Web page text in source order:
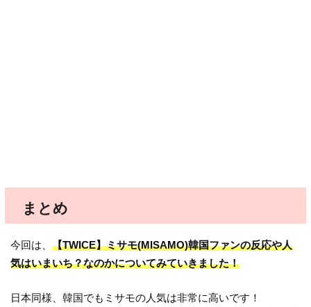
まとめ
今回は、【TWICE】ミサモ(MISAMO)韓国ファンの反応や人
気はいまいち？なのかについてみていきました！
日本同様、韓国でもミサモの人気は非常に高いです！